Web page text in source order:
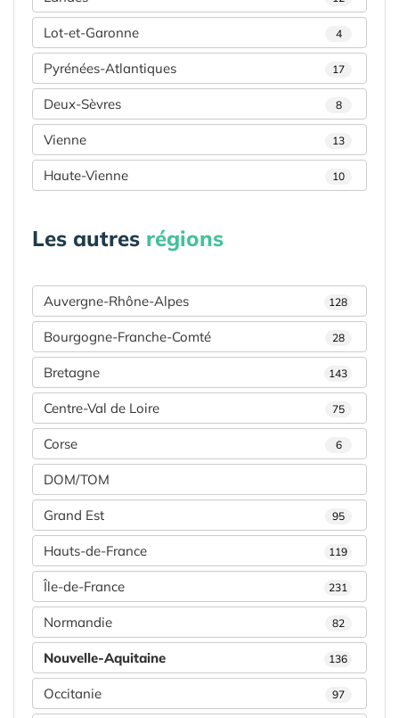
Lot-et-Garonne 4
Pyrénées-Atlantiques 17
Deux-Sèvres 8
Vienne 13
Haute-Vienne 10
Les autres régions
Auvergne-Rhône-Alpes 128
Bourgogne-Franche-Comté 28
Bretagne 143
Centre-Val de Loire 75
Corse 6
DOM/TOM
Grand Est 95
Hauts-de-France 119
Île-de-France 231
Normandie 82
Nouvelle-Aquitaine 136
Occitanie 97